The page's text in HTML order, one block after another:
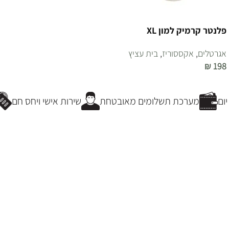
פלנטר קרמיק למון XL
אגרטלים, אקססוריז, בית עציץ
₪ 198
שירות אישי ויחס חם מערכת תשלומים מאובטחת